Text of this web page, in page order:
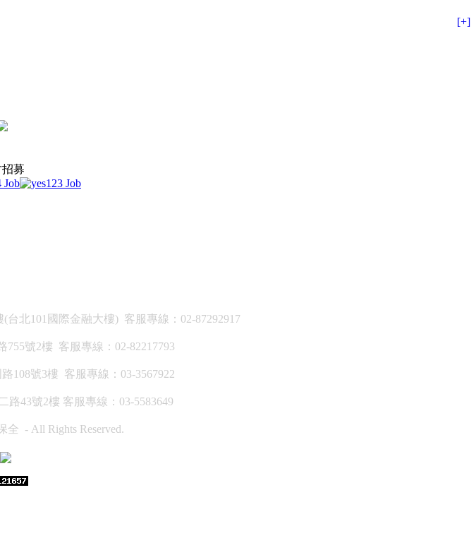
[+]
招募
北101國際金融大樓) 客服專線：02-87292917
號2樓 客服專線：02-82217793
108號3樓 客服專線：03-3567922
路43號2樓 客服專線：03-5583649
全 - All Rights Reserved.